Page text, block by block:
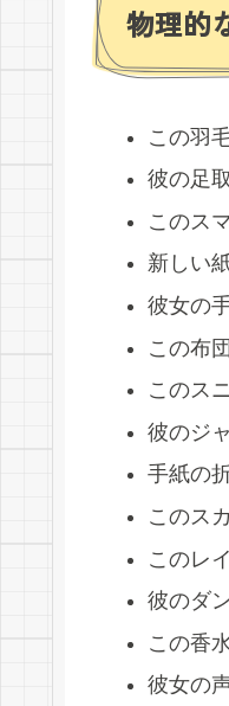
物理的
この羽
彼の足
このス
新しい
彼女の
この布
このス
彼のジ
手紙の
このス
このレ
彼のダ
この香
彼女の